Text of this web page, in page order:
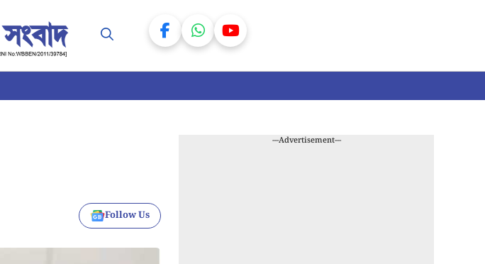
Follow Us
---Advertisement---